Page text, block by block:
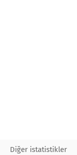
Diğer istatistikler